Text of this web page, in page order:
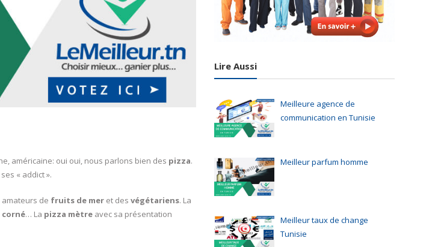
américaine: oui oui, nous parlons bien des pizza.
« addict ».
amateurs de fruits de mer et des végétariens. La
corné… La pizza mètre avec sa présentation
Lire Aussi
Meilleure agence de
communication en Tunisie
Meilleur parfum homme
Meilleur taux de change
Tunisie